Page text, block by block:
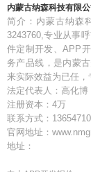
内蒙古纳森科技有限
简介：内蒙古纳森
3243760,专业从事
件定制开发、APP
务产品线，是内蒙
来实际效益为已任，
法定代表人：高化博
注册资本：4万
联系方式：
官网地址：
地址：